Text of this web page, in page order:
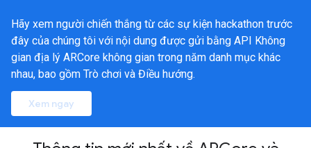
Hãy xem người chiến thắng từ các sự kiện hackathon trước
đây của chúng tôi với nội dung được gửi bằng API Không
gian địa lý ARCore không gian trong năm danh mục khác
nhau, bao gồm Trò chơi và Điều hướng.
Xem ngay